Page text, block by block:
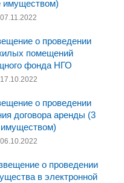
имуществом)
о проведении
помещений
фонда НГО
о проведении
договора аренды (3
имуществом)
о проведении
в электронной